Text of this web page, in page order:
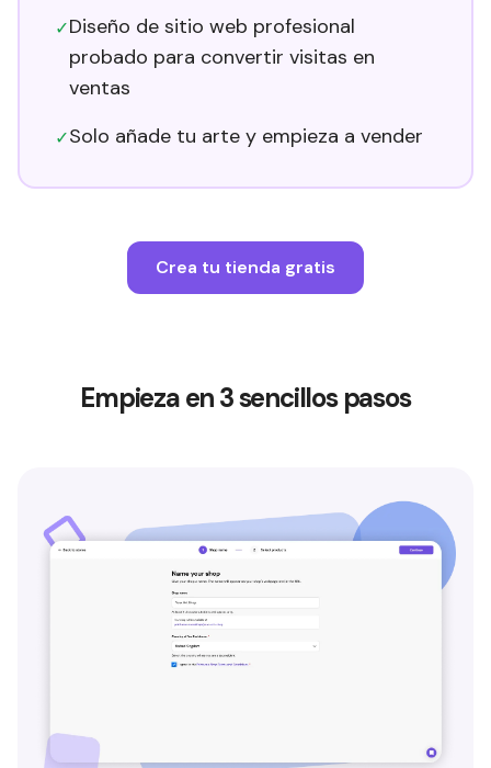
✓Diseño de sitio web profesional
probado para convertir visitas en
ventas
✓Solo añade tu arte y empieza a vender
Crea tu tienda gratis
Empieza en 3 sencillos pasos